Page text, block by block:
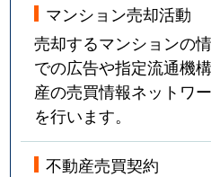
マンション売却活動
売却するマンションの
での広告や指定流通機
産の売買情報ネットワ
を行います。
不動産売買契約